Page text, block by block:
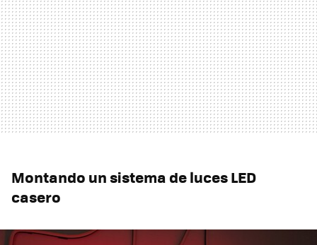
Montando un sistema de luces LED
casero